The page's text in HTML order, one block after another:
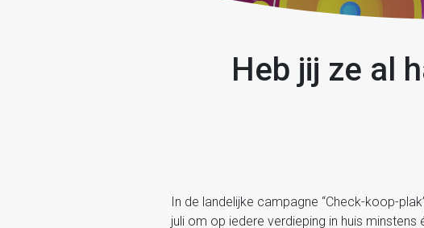
Heb jij ze al
In de landelijke campagne “Check-koop-
juli om op iedere verdieping in huis